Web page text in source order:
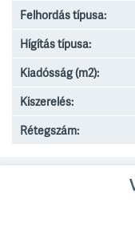
Felhordás típusa:
Hígítás típusa:
Kiadósság (m2):
Kiszerelés:
Rétegszám: